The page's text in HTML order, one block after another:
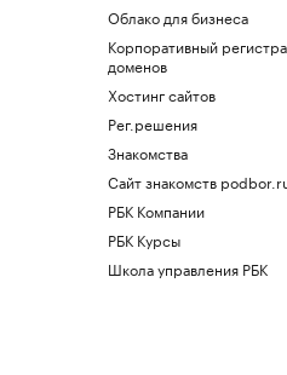
Облако для бизнеса
Корпоративный
доменов
Хостинг сайтов
Рег.решения
Знакомства
Сайт знакомств
РБК Компании
РБК Курсы
Школа управления РБК